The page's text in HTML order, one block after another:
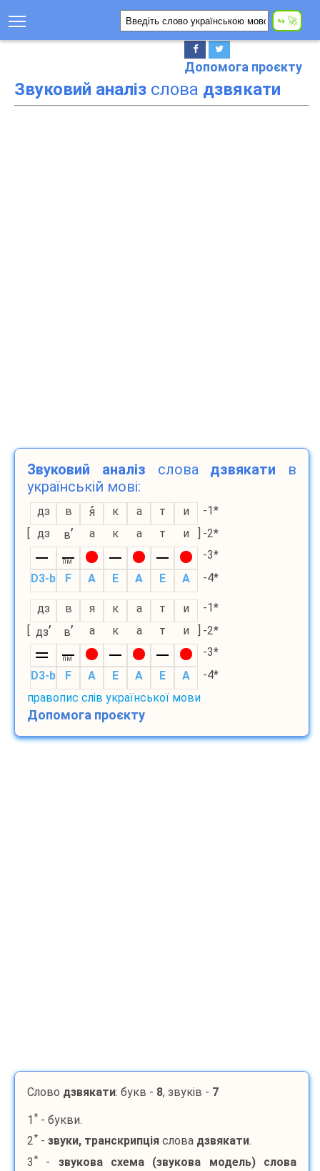
Допомога проєкту
Звуковий аналіз слова дзвякати
Звуковий аналіз слова дзвякати в
українській мові:
дз в я к а т и
-1*
[ дз в’ а к а т и ] -2*
пм
-3*
D3-b
F A E A E A -4*
дз в я к а т и
-1*
[ дз’ в’ а к а т и ] -2*
пм
-3*
D3-b
F A E A E A
-4*
правопис слів української мови
Допомога проєкту
Слово дзвякати: букв - 8, звуків - 7
1 * - букви.
2* - звуки, транскрипція слова дзвякати.
3* - звукова схема (звукова модель) слова